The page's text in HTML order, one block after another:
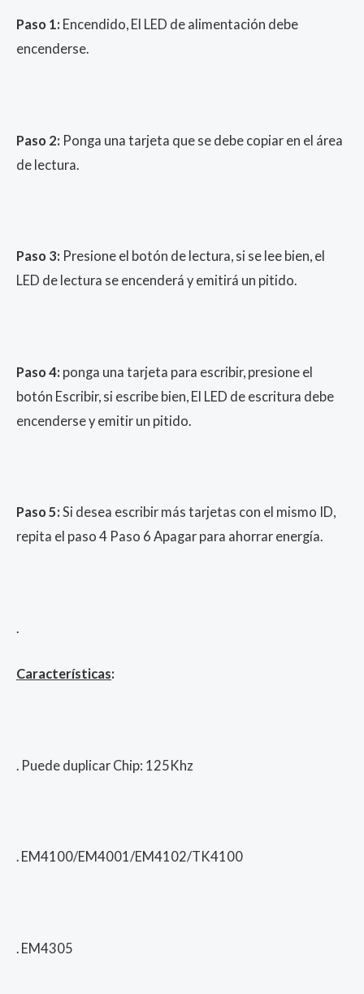
Paso 1: Encendido, El LED de alimentación debe
encenderse.
Paso 2: Ponga una tarjeta que se debe copiar en el área
de lectura.
Paso 3: Presione el botón de lectura, si se lee bien, el
LED de lectura se encenderá y emitirá un pitido.
Paso 4: ponga una tarjeta para escribir, presione el
botón Escribir, si escribe bien, El LED de escritura debe
encenderse y emitir un pitido.
Paso 5: Si desea escribir más tarjetas con el mismo ID,
repita el paso 4 Paso 6 Apagar para ahorrar energía.
Características:
. Puede duplicar Chip: 125Khz
. EM4100/EM4001/EM4102/TK4100
. EM4305